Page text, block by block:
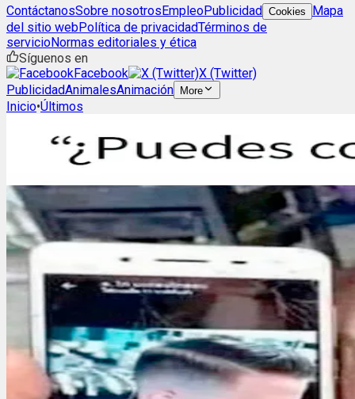
ContáctanosSobre nosotrosEmpleoPublicidad Cookies
Mapa
del sitio webPolítica de privacidadTérminos de
servicioNormas editoriales y ética
Síguenos en
Facebook
X (Twitter)
PublicidadAnimalesAnimación More
Inicio•Últimos